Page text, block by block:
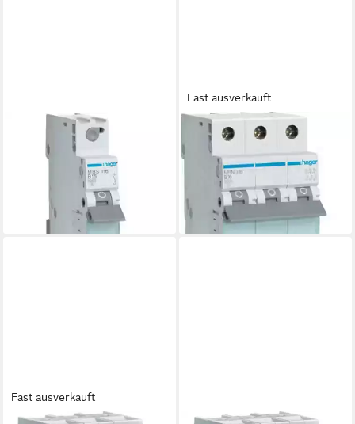
Schalter Hager MBS116
Leitungsschutzschalter 1polig
ab 8,03 €
lieferbar - in 2-3 Werktagen bei dir
Fast ausverkauft
HAGER
Schalter Hager MBN316
Leitungsschutzschalter 3polig
ab 33,90 €
lieferbar - in 2-3 Werktagen bei dir
Fast ausverkauft